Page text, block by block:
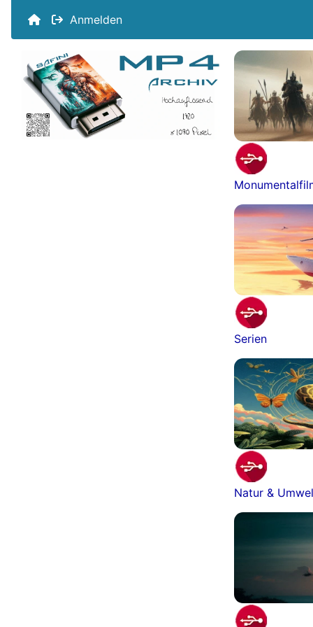
Anmelden
Serien
Natur &